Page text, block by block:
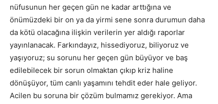
nüfusunun her geçen gün ne kadar arttığına ve
önümüzdeki bir on ya da yirmi sene sonra durumun daha
da kötü olacağına ilişkin verilerin yer aldığı raporlar
yayınlanacak. Farkındayız, hissediyoruz, biliyoruz ve
yaşıyoruz; su sorunu her geçen gün büyüyor ve baş
edilebilecek bir sorun olmaktan çıkıp kriz haline
dönüşüyor, tüm canlı yaşamını tehdit eder hale geliyor.
Acilen bu soruna bir çözüm bulmamız gerekiyor. Ama